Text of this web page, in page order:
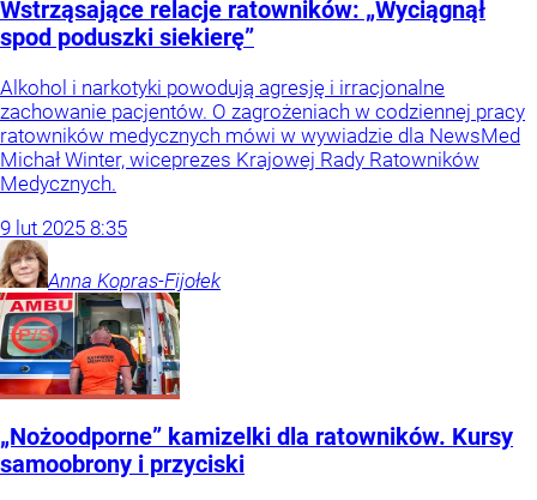
Wstrząsające relacje ratowników: „Wyciągnął
spod poduszki siekierę”
Alkohol i narkotyki powodują agresję i irracjonalne
zachowanie pacjentów. O zagrożeniach w codziennej pracy
ratowników medycznych mówi w wywiadzie dla NewsMed
Michał Winter, wiceprezes Krajowej Rady Ratowników
Medycznych.
9 lut 2025 8:35
Anna Kopras-Fijołek
„Nożoodporne” kamizelki dla ratowników. Kursy
samoobrony i przyciski